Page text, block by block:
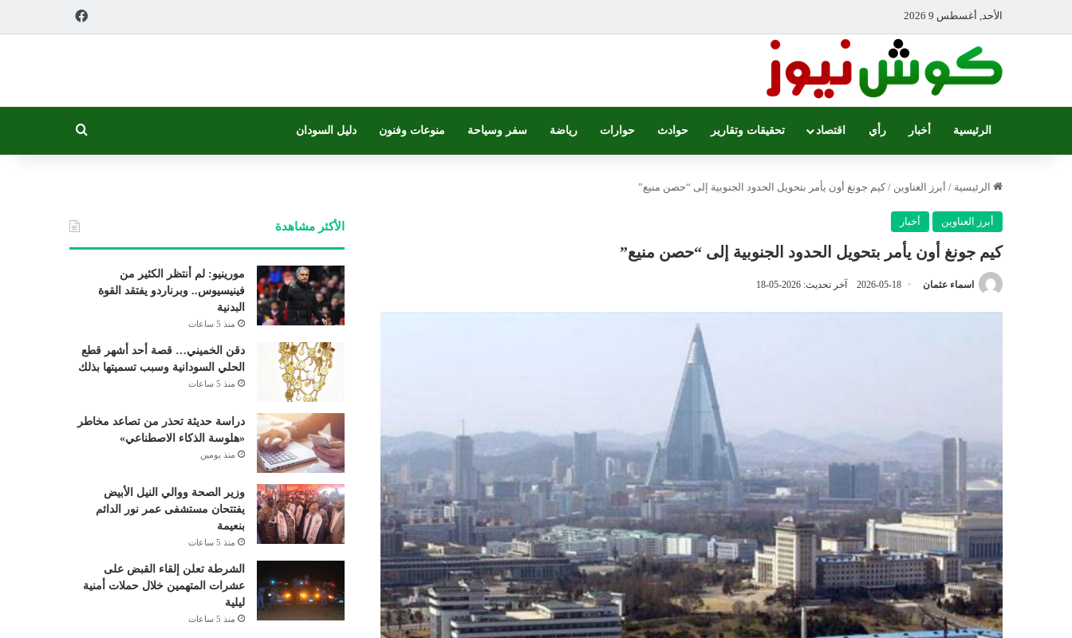
الأحد, أغسطس 9 2026
الرئيسية أخبار رأي اقتصاد تحقيقات وتقارير حوادث حوارات رياضة سفر وسياحة منوعات وفنون دليل السودان
الرئيسية / أبرز العناوين / كيم جونغ أون يأمر بتحويل الحدود الجنوبية إلى “حصن منيع”
أبرز العناوين أخبار
كيم جونغ أون يأمر بتحويل الحدود الجنوبية إلى “حصن منيع”
اسماء عثمان 2026-05-18 آخر تحديث: 2026-05-18
الأكثر مشاهدة
مورينيو: لم أنتظر الكثير من
فينيسيوس.. وبرناردو يفتقد القوة
البدنية
منذ 5 ساعات
دقن الخميني… قصة أحد أشهر قطع
الحلي السودانية وسبب تسميتها بذلك
منذ 5 ساعات
دراسة حديثة تحذر من تصاعد مخاطر
«هلوسة الذكاء الاصطناعي»
منذ يومين
وزير الصحة ووالي النيل الأبيض
يفتتحان مستشفى عمر نور الدائم
بنعيمة
منذ 5 ساعات
الشرطة تعلن إلقاء القبض على
عشرات المتهمين خلال حملات أمنية
ليلية
منذ 5 ساعات